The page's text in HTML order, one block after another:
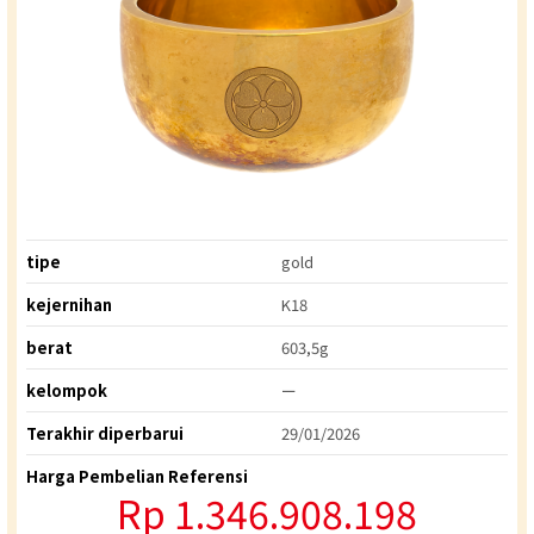
tipe
gold
kejernihan
K18
berat
603,5g
kelompok
ー
Terakhir diperbarui
29/01/2026
Harga Pembelian Referensi
Rp 1.346.908.198